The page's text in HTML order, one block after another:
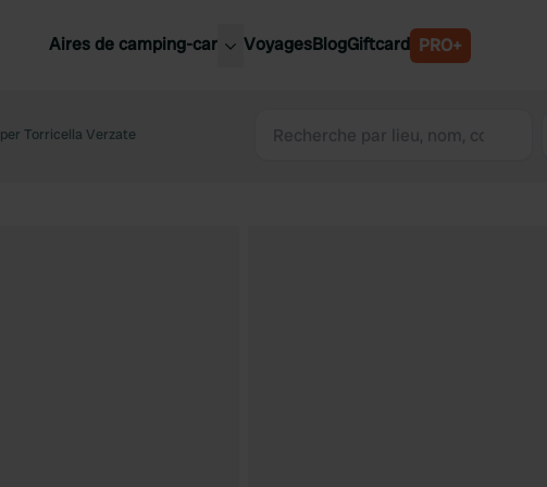
Aires de camping-car
Slovénie
VoyagesBlogGiftcard PRO+
Torricella Verzate